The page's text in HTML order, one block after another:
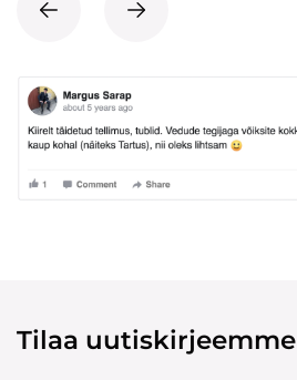
Tilaa uutiskirjeemme